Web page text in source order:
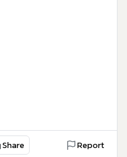
Share Report